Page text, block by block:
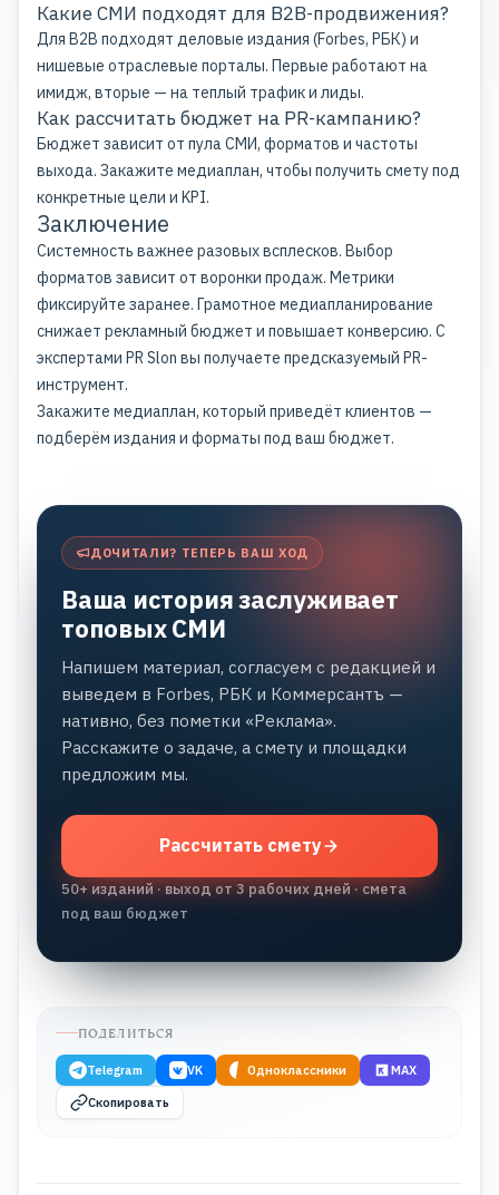
Какие СМИ подходят для B2B-продвижения?
Для B2B подходят деловые издания (Forbes, РБК) и
нишевые отраслевые порталы. Первые работают на
имидж, вторые — на теплый трафик и лиды.
Как рассчитать бюджет на PR-кампанию?
Бюджет зависит от пула СМИ, форматов и частоты
выхода. Закажите медиаплан, чтобы получить смету под
конкретные цели и KPI.
Заключение
Системность важнее разовых всплесков. Выбор
форматов зависит от воронки продаж. Метрики
фиксируйте заранее. Грамотное медиапланирование
снижает рекламный бюджет и повышает конверсию. С
экспертами PR Slon вы получаете предсказуемый PR-
инструмент.
Закажите медиаплан, который приведёт клиентов —
подберём издания и форматы под ваш бюджет.
ДОЧИТАЛИ? ТЕПЕРЬ ВАШ ХОД
Ваша история заслуживает
топовых СМИ
Напишем материал, согласуем с редакцией и
выведем в Forbes, РБК и Коммерсантъ —
нативно, без пометки «Реклама».
Расскажите о задаче, а смету и площадки
предложим мы.
Рассчитать смету
50+ изданий · выход от 3 рабочих дней · смета
под ваш бюджет
ПОДЕЛИТЬСЯ
Telegram VK Одноклассники MAX
Скопировать